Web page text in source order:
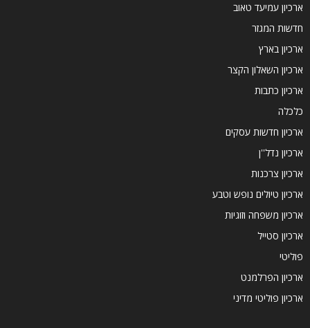
ארכיון עמיעד טאוב
חדשות המגזר
ארכיון בארץ
ארכיון השאלון הקצר
ארכיון כתבות
כלכלה
ארכיון חדשות עסקים
ארכיון נדל''ן
ארכיון צרכנות
ארכיון טיולים נופש וטבע
ארכיון משפחה וזוגיות
ארכיון סטייל
פוליטי
ארכיון הפרלמנט
ארכיון פוליטי מדיני